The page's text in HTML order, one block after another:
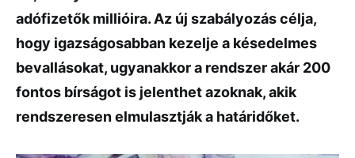
adófizetők millióira. Az új szabályozás célja,
hogy igazságosabban kezelje a késedelmes
bevallásokat, ugyanakkor a rendszer akár 200
fontos bírságot is jelenthet azoknak, akik
rendszeresen elmulasztják a határidőket.